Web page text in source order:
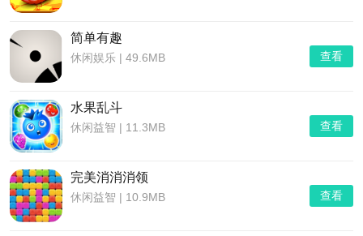
简单有趣
休闲娱乐 | 49.6MB 查看
水果乱斗
休闲益智 | 11.3MB 查看
完美消消消领
休闲益智 | 10.9MB 查看